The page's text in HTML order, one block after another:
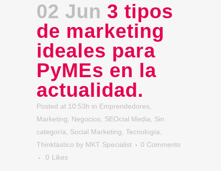
02 Jun 3 tipos
de marketing
ideales para
PyMEs en la
actualidad.
Posted at 10:53h in Emprendedores
Marketing
Negocios SEOcial Media
Sin
categoría
Social Marketing Tecnología
Thinktástico by MKT Specialist
0 Comments
0 Likes